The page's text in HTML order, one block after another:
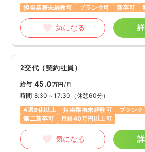
担当業務未経験可
ブランク可 新卒可
気になる
2交代（契約社員）
給与 45.0万円 /月
時間 8:30～17:30 （休憩60分）
4週8休以上
担当業務未経験可 ブランク
第二新卒可
月給40万円以上可
気になる